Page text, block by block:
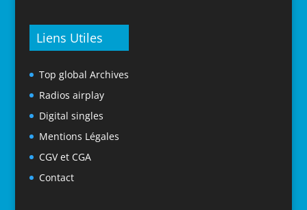
Liens Utiles
Top global Archives
Radios airplay
Digital singles
Mentions Légales
CGV et CGA
Contact